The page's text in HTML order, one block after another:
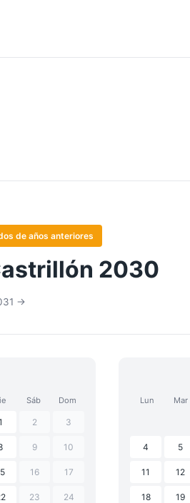
de años anteriores
2030
→
Sáb Dom
2 3
9 10
16 17
23 24
Lun Mar
4 5
11 12
18 19